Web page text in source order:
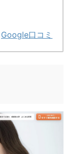
Google口コミ